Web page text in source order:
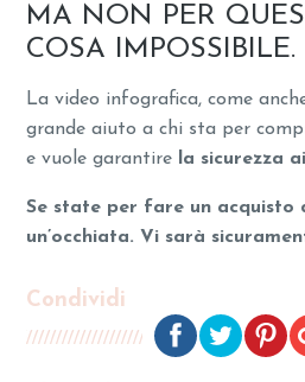
MA NON PER
COSA IMPOSSIBILE.
La video infografica, come
grande aiuto a chi sta per
e vuole garantire
la sicurezza
Se state per fare un acquisto
un’occhiata. Vi sarà
Condividi